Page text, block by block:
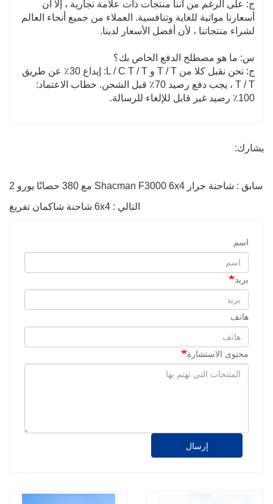
ج: على الرغم من أننا منتجات ذات علامة تجارية ، إلا أن
أسعارنا مواتية للغاية وتنافسية. العملاء من جميع أنحاء العالم
لشراء منتجاتنا ، لأن أفضل الأسعار لدينا.
س: ما هو مصطلح الدفع الخاص بك؟
ج: نحن نقبل كلا من T / T و L / C T / T: إيداع 30٪ عن طريق
T / T ، يجب دفع رصيد 70٪ قبل الشحن. خطاب الاعتماد:
100٪ رصيد غير قابل للإلغاء للرسالة.
يشارك:
سابق : شاحنة جرار Shacman F3000 6x4 مع 380 حصانًا يورو 2
التالي : 6x4 شاحنة شاكمان تفريغ
اسم
بريد
هاتف
محتوى الاستشارة
إرسال